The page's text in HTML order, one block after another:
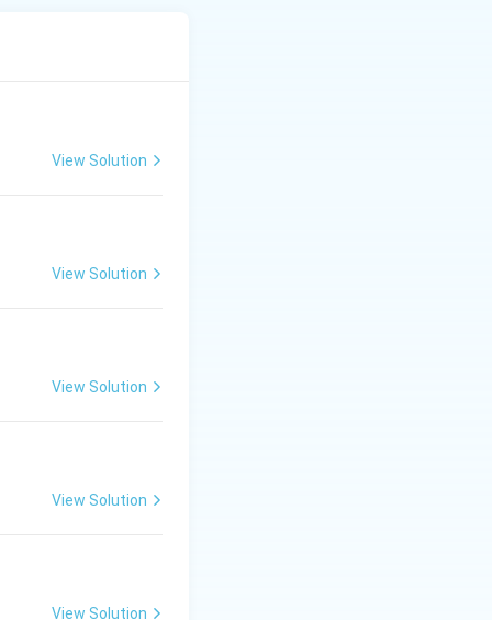
होता, जिसका अर्थ
View Solution
View Solution
View Solution
View Solution
View Solution